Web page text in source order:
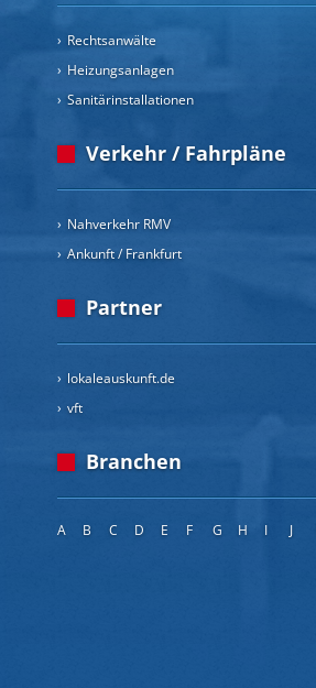
Rechtsanwälte
Heizungsanlagen
Sanitärinstallationen
Verkehr / Fahrpläne
Nahverkehr RMV
Ankunft / Frankfurt
Partner
lokaleauskunft.de
vft
Branchen
A B C D E F G H I J